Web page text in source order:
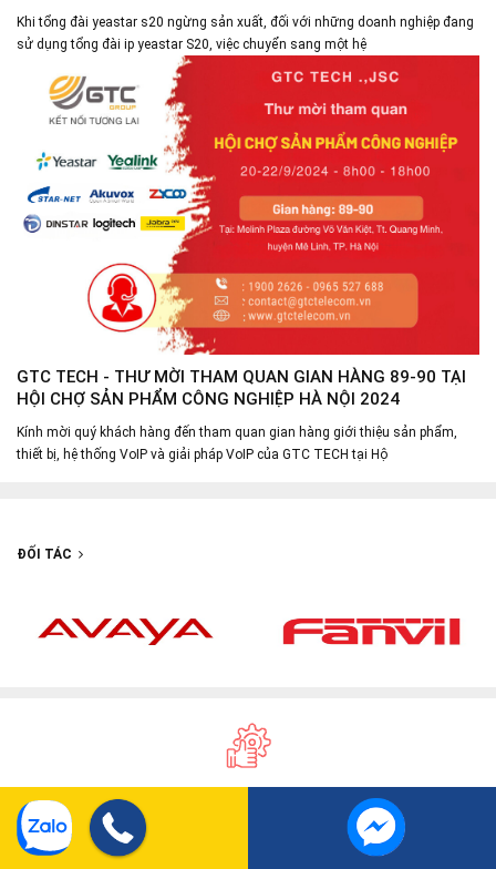
Khi tổng đài yeastar s20 ngừng sản xuất, đối với những doanh nghiệp đang
sử dụng tổng đài ip yeastar S20, việc chuyển sang một hệ
GTC TECH - THƯ MỜI THAM QUAN GIAN HÀNG 89-90 TẠI
HỘI CHỢ SẢN PHẨM CÔNG NGHIỆP HÀ NỘI 2024
Kính mời quý khách hàng đến tham quan gian hàng giới thiệu sản phẩm,
thiết bị, hệ thống VoIP và giải pháp VoIP của GTC TECH tại Hộ
ĐỐI TÁC